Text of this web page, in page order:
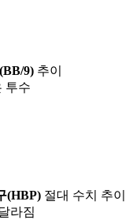
9) 추이
투수
(HBP) 절대 수치 추이
라짐